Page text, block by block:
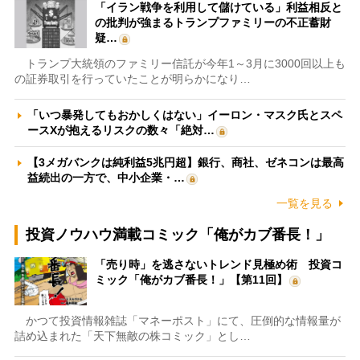
「イラン戦争を利用して儲けている」利益相反と
の批判が強まるトランプファミリーの不正蓄財
疑…
トランプ大統領のファミリー信託が今年1～3月に3000回以上も
の証券取引を行っていたことが明らかになり…
「いつ暴発してもおかしくはない」イーロン・マスク氏とスペ
ースXが抱えるリスクの数々「絶対…
【3メガバンクは純利益5兆円超】銀行、商社、ゼネコンは最高
益続出の一方で、中小企業・…
一覧を見る
投資ノウハウ満載コミック「俺がカブ番長！」
「売り時」を逃さないトレンド見極め術 投資コ
ミック「俺がカブ番長！」【第11回】
かつて投資情報雑誌「マネーポスト」にて、圧倒的な情報量が
詰め込まれた「天下無敵の株コミック」とし…